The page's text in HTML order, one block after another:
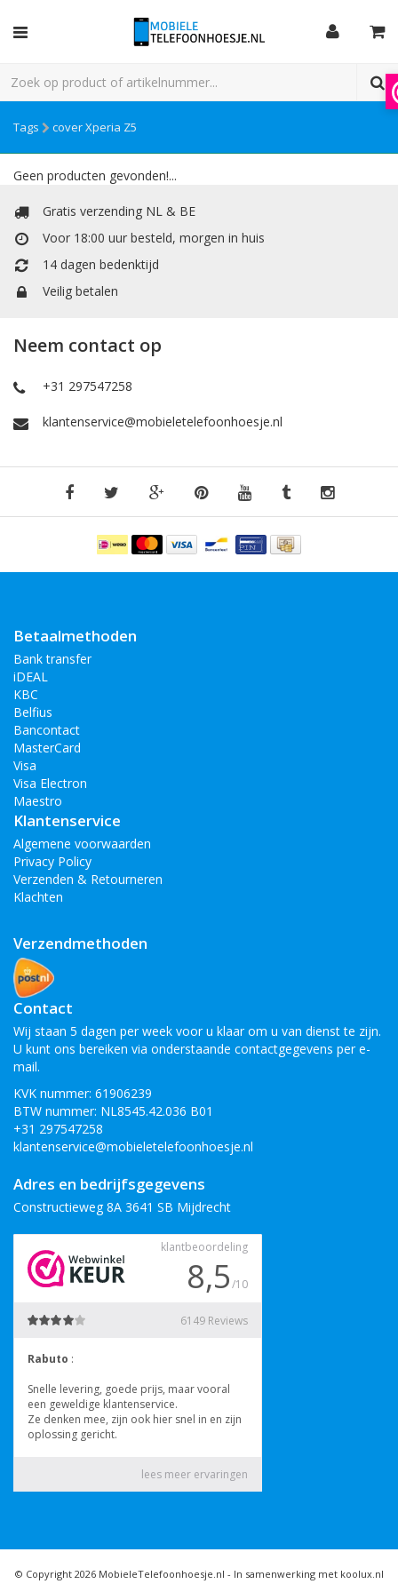
Tags cover Xperia Z5
Geen producten gevonden!...
Gratis verzending NL & BE
Voor 18:00 uur besteld, morgen in huis
14 dagen bedenktijd
Veilig betalen
Neem contact op
+31 297547258
klantenservice@mobieletelefoonhoesje.nl
Betaalmethoden
Bank transfer
iDEAL
KBC
Belfius
Bancontact
MasterCard
Visa
Visa Electron
Maestro
Klantenservice
Algemene voorwaarden
Privacy Policy
Verzenden & Retourneren
Klachten
Verzendmethoden
Contact
Wij staan 5 dagen per week voor u klaar om u van dienst te zijn.
U kunt ons bereiken via onderstaande contactgegevens per e-
mail.
KVK nummer: 61906239
BTW nummer: NL8545.42.036 B01
+31 297547258
klantenservice@mobieletelefoonhoesje.nl
Adres en bedrijfsgegevens
Constructieweg 8A 3641 SB Mijdrecht
© Copyright 2026 MobieleTelefoonhoesje.nl - In samenwerking met koolux.nl